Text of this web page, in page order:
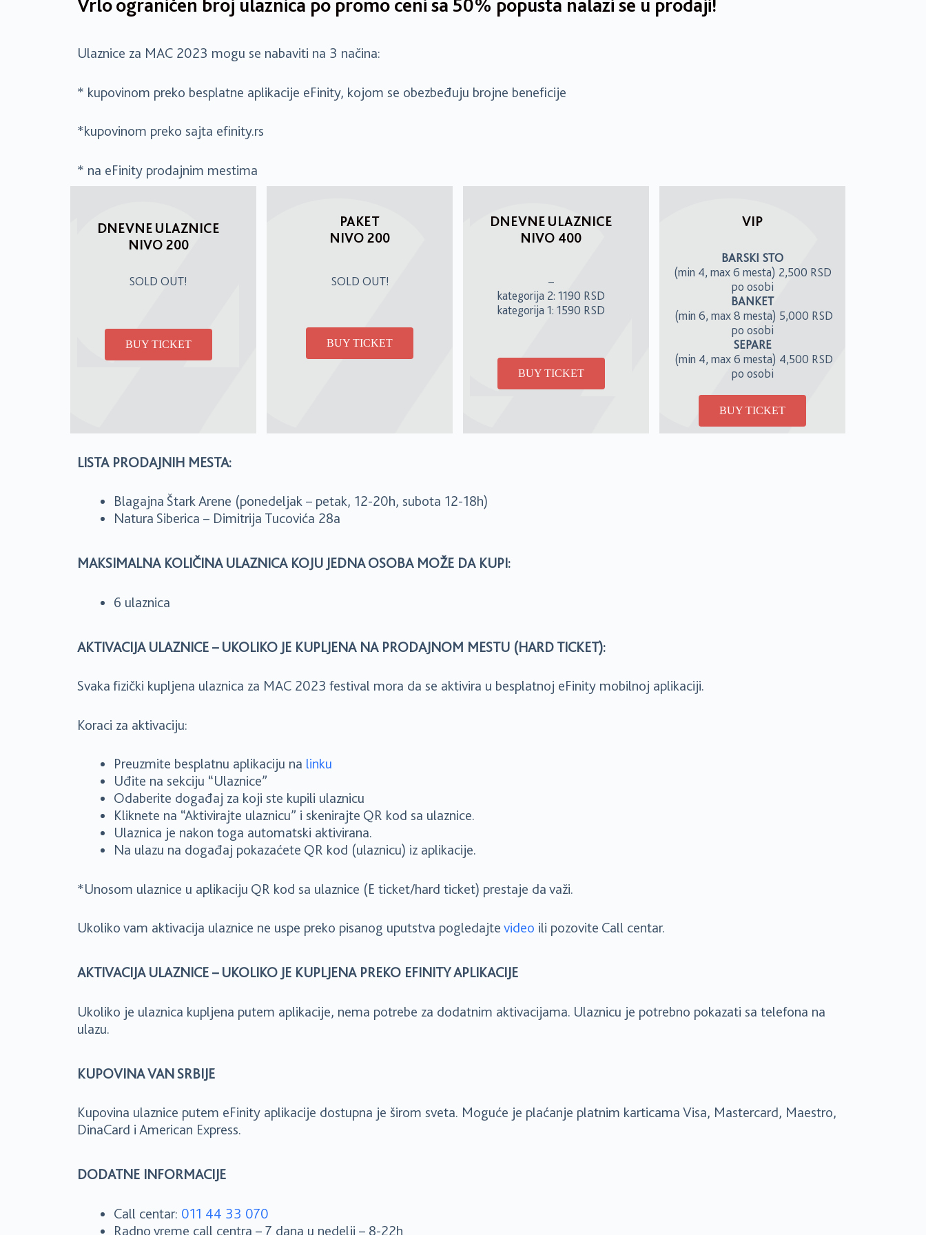
Vrlo ograničen broj ulaznica po promo ceni sa 50% popusta nalazi se u prodaji!
Ulaznice za MAC 2023 mogu se nabaviti na 3 načina:
* kupovinom preko besplatne aplikacije eFinity, kojom se obezbeđuju brojne beneficije
*kupovinom preko sajta efinity.rs
* na eFinity prodajnim mestima
DNEVNE ULAZNICE
NIVO 200
SOLD OUT!
BUY TICKET
PAKET
NIVO 200
SOLD OUT!
BUY TICKET
DNEVNE ULAZNICE
NIVO 400
–
kategorija 2: 1190 RSD
kategorija 1: 1590 RSD
BUY TICKET
VIP
BARSKI STO
(min 4, max 6 mesta) 2,500 RSD
po osobi
BANKET
(min 6, max 8 mesta) 5,000 RSD
po osobi
SEPARE
(min 4, max 6 mesta) 4,500 RSD
po osobi
BUY TICKET
LISTA PRODAJNIH MESTA:
Blagajna Štark Arene (ponedeljak – petak, 12-20h, subota 12-18h)
Natura Siberica – Dimitrija Tucovića 28a
MAKSIMALNA KOLIČINA ULAZNICA KOJU JEDNA OSOBA MOŽE DA KUPI:
6 ulaznica
AKTIVACIJA ULAZNICE – UKOLIKO JE KUPLJENA NA PRODAJNOM MESTU (HARD TICKET):
Svaka fizički kupljena ulaznica za MAC 2023 festival mora da se aktivira u besplatnoj eFinity mobilnoj aplikaciji.
Koraci za aktivaciju:
Preuzmite besplatnu aplikaciju na linku
Uđite na sekciju “Ulaznice”
Odaberite događaj za koji ste kupili ulaznicu
Kliknete na “Aktivirajte ulaznicu” i skenirajte QR kod sa ulaznice.
Ulaznica je nakon toga automatski aktivirana.
Na ulazu na događaj pokazaćete QR kod (ulaznicu) iz aplikacije.
*Unosom ulaznice u aplikaciju QR kod sa ulaznice (E ticket/hard ticket) prestaje da važi.
Ukoliko vam aktivacija ulaznice ne uspe preko pisanog uputstva pogledajte video ili pozovite Call centar.
AKTIVACIJA ULAZNICE – UKOLIKO JE KUPLJENA PREKO EFINITY APLIKACIJE
Ukoliko je ulaznica kupljena putem aplikacije, nema potrebe za dodatnim aktivacijama. Ulaznicu je potrebno pokazati sa telefona na
ulazu.
KUPOVINA VAN SRBIJE
Kupovina ulaznice putem eFinity aplikacije dostupna je širom sveta. Moguće je plaćanje platnim karticama Visa, Mastercard, Maestro,
DinaCard i American Express.
DODATNE INFORMACIJE
Call centar: 011 44 33 070
Radno vreme call centra – 7 dana u nedelji – 8-22h